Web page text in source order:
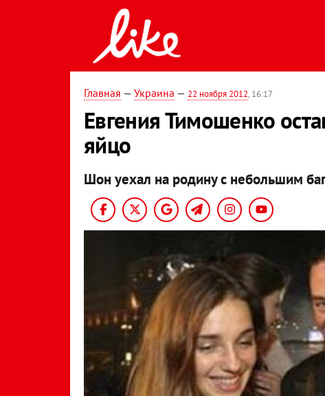
Главная — Украина — 22 ноября 2012, 16:17
Евгения Тимошенко
яйцо
Шон уехал на родину с небольшим